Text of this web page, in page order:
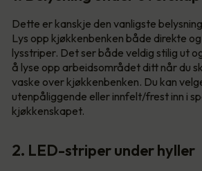
Dette er kanskje den vanligste
Lys opp kjøkkenbenken både direkte
lysstriper. Det ser både veldig stilig ut
å lyse opp arbeidsområdet ditt når du
vaske over kjøkkenbenken. Du kan
utenpåliggende eller innfelt/frest inn i
kjøkkenskapet.
2. LED-striper under hyller